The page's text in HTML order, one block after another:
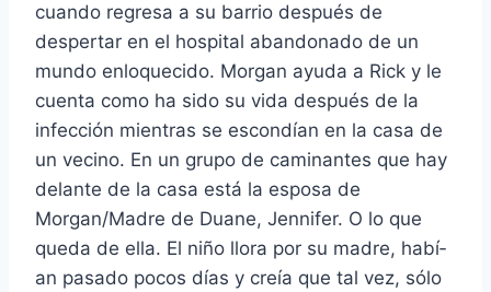
cuando regresa a su barrio después de
despertar en el hospital abandonado de un
mundo enloquecido. Morgan ayuda a Rick y le
cuenta como ha sido su vida después de la
infección mientras se escondí­an en la casa de
un vecino. En un grupo de caminantes que hay
delante de la casa está la esposa de
Morgan/Madre de Duane, Jennifer. O lo que
queda de ella. El niño llora por su madre, habí­
an pasado pocos dí­as y creí­a que tal vez, sólo